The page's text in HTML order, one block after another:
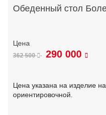
Обеденный стол
362 500 290 000
Цена указана на изделие
ориентировочной.